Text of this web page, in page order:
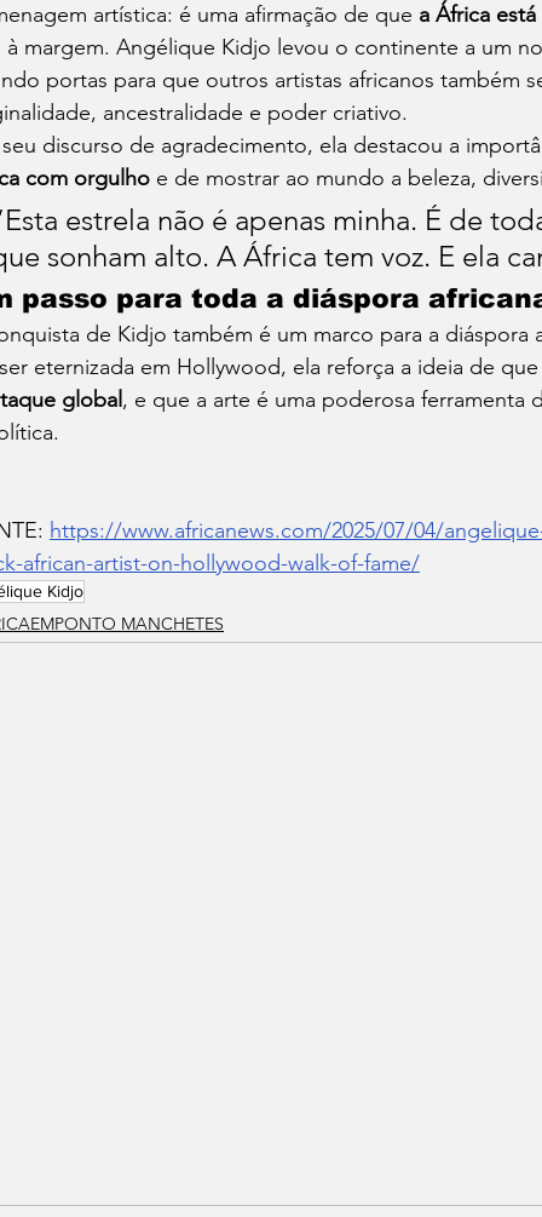
artística: é uma afirmação de que a África
à margem. Angélique Kidjo levou o continente a um
portas para que outros artistas africanos também
ancestralidade e poder criativo.
discurso de agradecimento, ela destacou a
com orgulho e de mostrar ao mundo a beleza,
estrela não é apenas minha. É de
sonham alto. A África tem voz. E ela
passo para toda a diáspora
de Kidjo também é um marco para a
eternizada em Hollywood, ela reforça a ideia de
global , e que a arte é uma poderosa ferramenta
https://www.africanews.com/2025/07/04/
african-artist-on-hollywood-walk-of-fame/
Kidjo
MANCHETES